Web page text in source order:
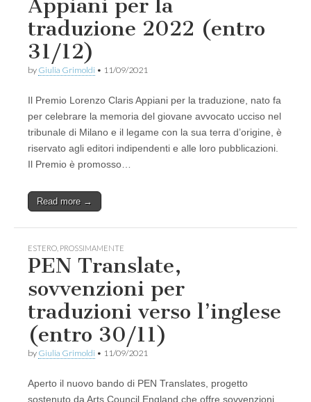
Appiani per la
traduzione 2022 (entro
31/12)
by Giulia Grimoldi • 11/09/2021
Il Premio Lorenzo Claris Appiani per la traduzione, nato fa
per celebrare la memoria del giovane avvocato ucciso nel
tribunale di Milano e il legame con la sua terra d’origine, è
riservato agli editori indipendenti e alle loro pubblicazioni.
Il Premio è promosso…
Read more →
ESTERO PROSSIMAMENTE
PEN Translate,
sovvenzioni per
traduzioni verso l’inglese
(entro 30/11)
by Giulia Grimoldi • 11/09/2021
Aperto il nuovo bando di PEN Translates, progetto
sostenuto da Arts Council England che offre sovvenzioni